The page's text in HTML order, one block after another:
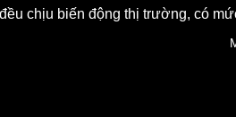
chịu biến động thị trường, có
định liệu giao dịch hoặc nắm giữ